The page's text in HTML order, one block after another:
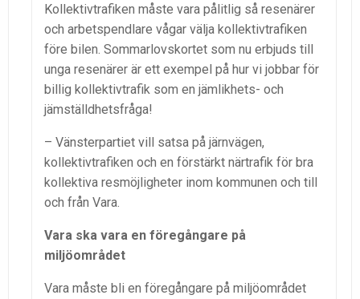
Kollektivtrafiken måste vara pålitlig så resenärer
och arbetspendlare vågar välja kollektivtrafiken
före bilen. Sommarlovskortet som nu erbjuds till
unga resenärer är ett exempel på hur vi jobbar för
billig kollektivtrafik som en jämlikhets- och
jämställdhetsfråga!
– Vänsterpartiet vill satsa på järnvägen,
kollektivtrafiken och en förstärkt närtrafik för bra
kollektiva resmöjligheter inom kommunen och till
och från Vara.
Vara ska vara en föregångare på
miljöområdet
Vara måste bli en föregångare på miljöområdet